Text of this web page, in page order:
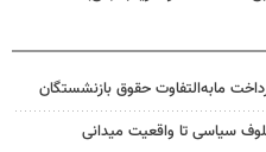
مابه‌التفاوت حقوق بازنشستگان
سیاسی تا واقعیت میدانی